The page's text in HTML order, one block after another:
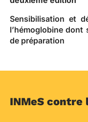
Sensibilisation et
l’hémoglobine
de préparation
INMeS contre